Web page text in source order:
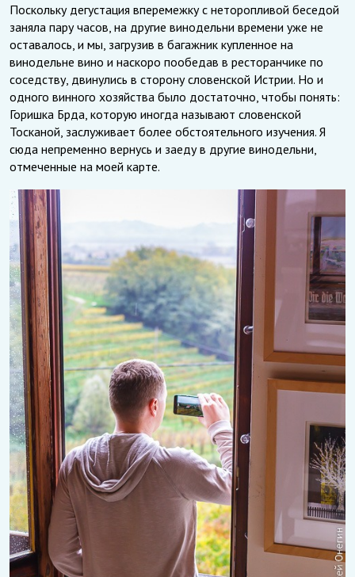
Поскольку дегустация вперемежку с неторопливой беседой
заняла пару часов, на другие винодельни времени уже не
оставалось, и мы, загрузив в багажник купленное на
винодельне вино и наскоро пообедав в ресторанчике по
соседству, двинулись в сторону словенской Истрии. Но и
одного винного хозяйства было достаточно, чтобы понять:
Горишка Брда, которую иногда называют словенской
Тосканой, заслуживает более обстоятельного изучения. Я
сюда непременно вернусь и заеду в другие винодельни,
отмеченные на моей карте.